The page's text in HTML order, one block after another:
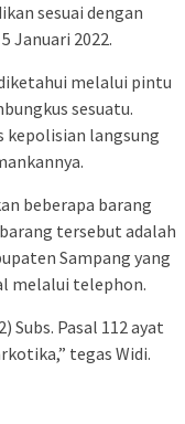
sesuai dengan
Januari 2022.
melalui pintu
sesuatu.
kepolisian langsung
beberapa barang
tersebut adalah
Sampang yang
melalui telephon.
Subs. Pasal 112 ayat
tegas Widi.